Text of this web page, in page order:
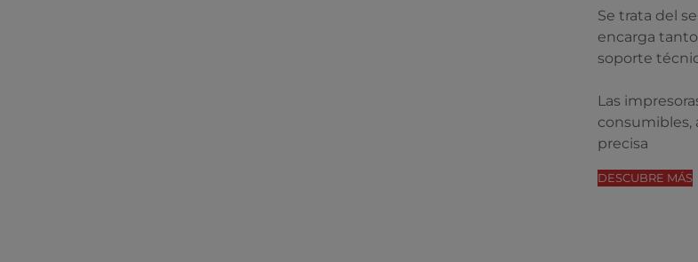
Se trata del
encarga
soporte
Las
consumibles,
precisa
DESCUBRE MÁS